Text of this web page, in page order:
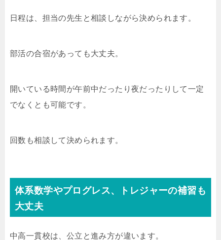
日程は、担当の先生と相談しながら決められます。
部活の合宿があっても大丈夫。
開いている時間が午前中だったり夜だったりして一定
でなくとも可能です。
回数も相談して決められます。
体系数学やプログレス、トレジャーの補習も
大丈夫
中高一貫校は、公立と進み方が違います。